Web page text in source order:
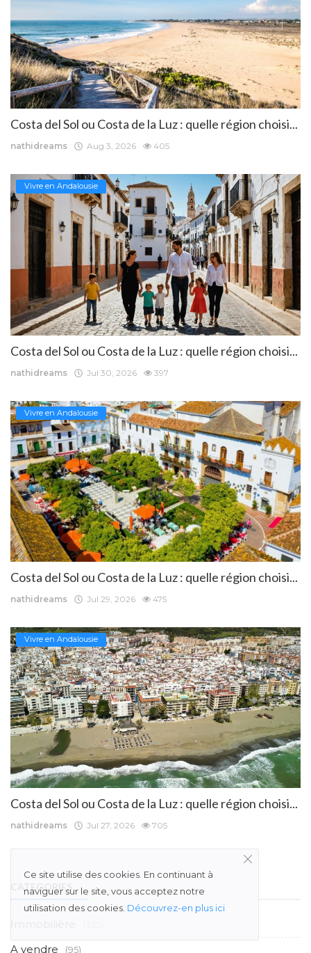
Costa del Sol ou Costa de la Luz : quelle région choisi...
nathidreams Aug 3, 2026 405
Vivre en Andalousie
Costa del Sol ou Costa de la Luz : quelle région choisi...
nathidreams Jul 30, 2026 397
Vivre en Andalousie
Costa del Sol ou Costa de la Luz : quelle région choisi...
nathidreams Jul 29, 2026 475
Vivre en Andalousie
Costa del Sol ou Costa de la Luz : quelle région choisi...
nathidreams Jul 27, 2026 705
CATEGORIES
A vendre (95)
Ce site utilise des cookies. En continuant à
naviguer sur le site, vous acceptez notre
utilisation des cookies. Découvrez-en plus ici